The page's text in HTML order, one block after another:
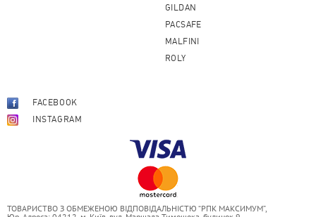
GILDAN
PACSAFE
MALFINI
ROLY
FACEBOOK
INSTAGRAM
ТОВАРИСТВО З ОБМЕЖЕНОЮ ВІДПОВІДАЛЬНІСТЮ “РПК МАКСИМУМ”,